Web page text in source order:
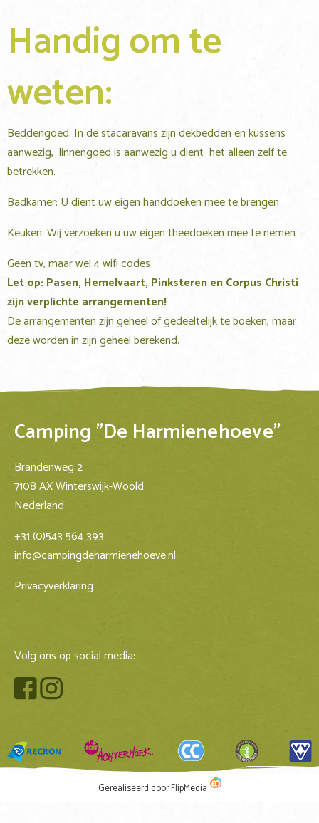
Handig om te
weten:
Beddengoed: In de stacaravans zijn dekbedden en kussens
aanwezig, linnengoed is aanwezig u dient het alleen zelf te
betrekken.
Badkamer: U dient uw eigen handdoeken mee te brengen
Keuken: Wij verzoeken u uw eigen theedoeken mee te nemen
Geen tv, maar wel 4 wifi codes
Let op: Pasen, Hemelvaart, Pinksteren en Corpus Christi
zijn verplichte arrangementen!
De arrangementen zijn geheel of gedeeltelijk te boeken, maar
deze worden in zijn geheel berekend.
Camping "De Harmienehoeve"
Brandenweg 2
7108 AX Winterswijk-Woold
Nederland
+31 (0)543 564 393
info@campingdeharmienehoeve.nl
Privacyverklaring
Volg ons op social media:
Gerealiseerd door FlipMedia